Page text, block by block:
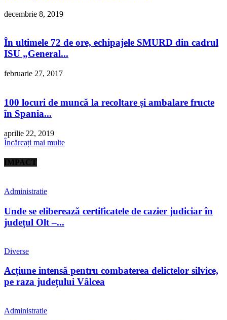
decembrie 8, 2019
În ultimele 72 de ore, echipajele SMURD din cadrul
ISU „General...
februarie 27, 2017
100 locuri de muncă la recoltare și ambalare fructe
în Spania...
aprilie 22, 2019
Încărcați mai multe
IMPACT
Administratie
Unde se eliberează certificatele de cazier judiciar în
județul Olt –...
Diverse
Acțiune intensă pentru combaterea delictelor silvice,
pe raza județului Vâlcea
Administratie